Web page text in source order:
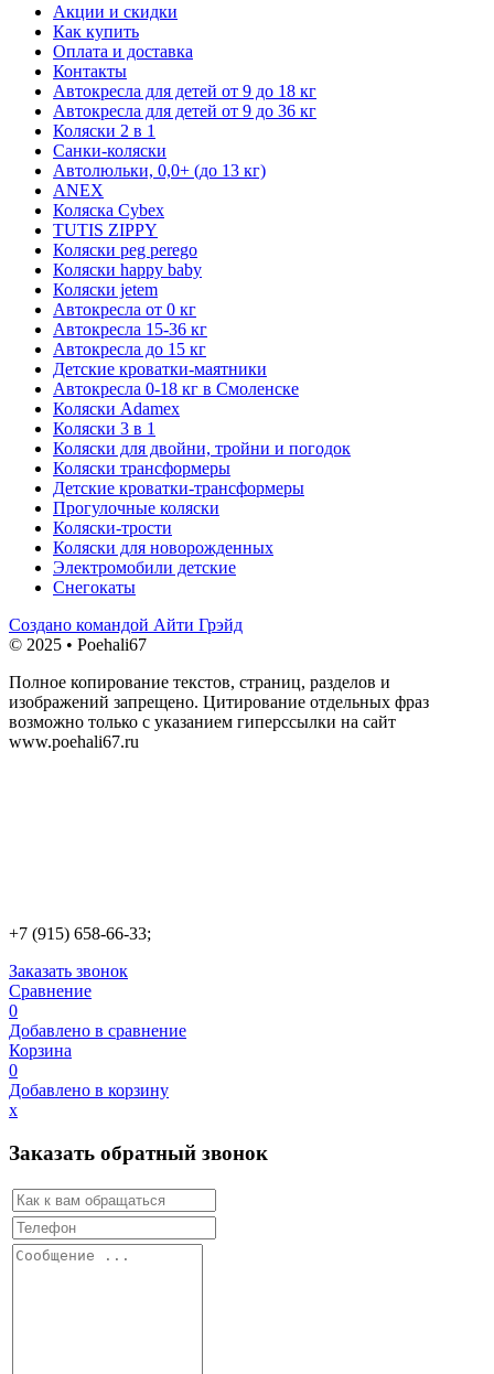
Акции и скидки
Как купить
Оплата и доставка
Контакты
Автокресла для детей от 9 до 18 кг
Автокресла для детей от 9 до 36 кг
Коляски 2 в 1
Санки-коляски
Автолюльки, 0,0+ (до 13 кг)
ANEX
Коляска Cybex
TUTIS ZIPPY
Коляски peg perego
Коляски happy baby
Коляски jetem
Автокресла от 0 кг
Автокресла 15-36 кг
Автокресла до 15 кг
Детские кроватки-маятники
Автокресла 0-18 кг в Смоленске
Коляски Adamex
Коляски 3 в 1
Коляски для двойни, тройни и погодок
Коляски трансформеры
Детские кроватки-трансформеры
Прогулочные коляски
Коляски-трости
Коляски для новорожденных
Электромобили детские
Снегокаты
Создано командой Айти Грэйд
© 2025 • Poehali67
Полное копирование текстов, страниц, разделов и
изображений запрещено. Цитирование отдельных фраз
возможно только с указанием гиперссылки на сайт
www.poehali67.ru
+7 (915) 658-66-33;
Заказать звонок
Сравнение
0
Добавлено в сравнение
Корзина
0
Добавлено в корзину
х
Заказать обратный звонок